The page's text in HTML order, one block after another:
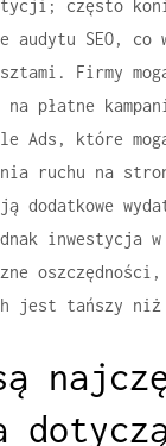
często
audytu SEO,
Firmy
na płatne
Ads, które
ruchu na
dodatkowe
inwestycja w
oszczędności,
jest tańszy niż